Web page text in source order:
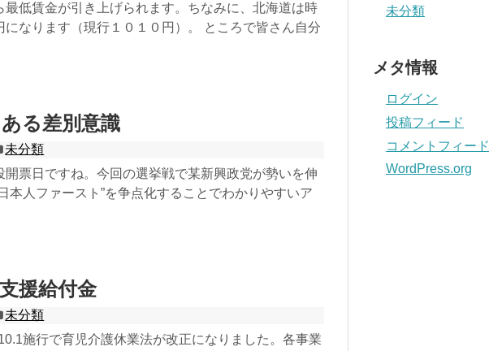
最低賃金が引き上げられます。ちなみに、北海道は時
になります（現行１０１０円）。 ところで皆さん自分
る差別意識
未分類
開票日ですね。今回の選挙戦で某新興政党が勢いを伸
本人ファースト”を争点化することでわかりやすいア
援給付金
未分類
施行で育児介護休業法が改正になりました。各事業
未分類
メタ情報
ログイン
投稿フィード
コメントフィード
WordPress.org